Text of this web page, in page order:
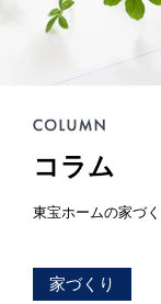
家づ
東宝
良」
「断熱
なぜ、
ZEH住
コラム
東宝ホームの家づ
家づくり